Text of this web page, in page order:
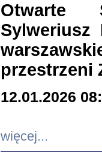
Otwarte
Sylweriusz
przestrzeni
12.01.2026
więcej...